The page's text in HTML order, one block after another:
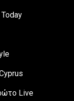
Live